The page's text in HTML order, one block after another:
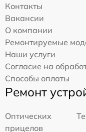
Контакты
Вакансии
О компании
Ремонтируемые
Наши услуги
Согласие на
Способы оплаты
Ремонт
Оптических
прицелов